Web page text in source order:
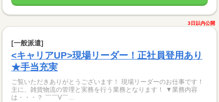
3日以内公開
[一般派遣]
<キャリアUP>現場リーダー！正社員登用あり
★手当充実
ご覧いただきありがとうございます！ 現場リーダーのお仕事です！
主に、雑貨物流の管理と実務を行う業務となります！ ▼業務内容
は・・・？ ￣￣V￣...